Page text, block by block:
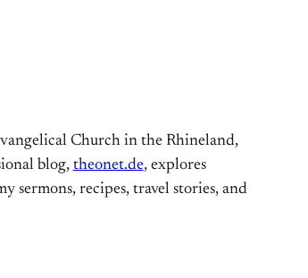
Church in the Rhineland,
blog, theonet.de, explores
sermons, recipes, travel stories, and